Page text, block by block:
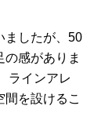
ましたが、50
感がありま
ラインアレ
を設けるこ